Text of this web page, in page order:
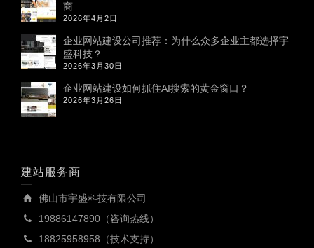
商
2026年4月2日
企业网站建设公司推荐：为什么众多企业主都选择宇
盛科技？
2026年3月30日
企业网站建设如何抓住AI搜索的黄金窗口？
2026年3月26日
建站服务商
佛山市宇盛科技有限公司
19886147890（咨询热线）
18825958958（技术支持）